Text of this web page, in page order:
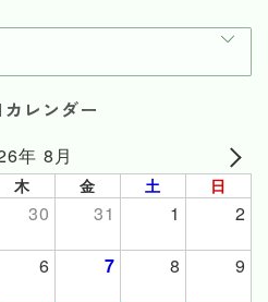
レンダー
年 8月
木 金 土 日
30 31 1 2
6 7 8 9